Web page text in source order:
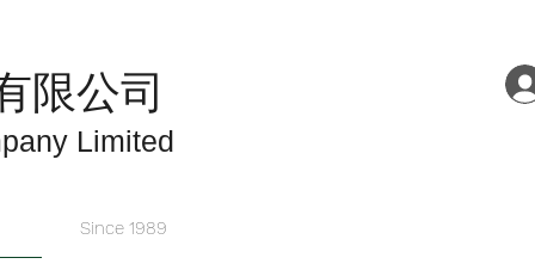
限公司
Limited
Since 1989